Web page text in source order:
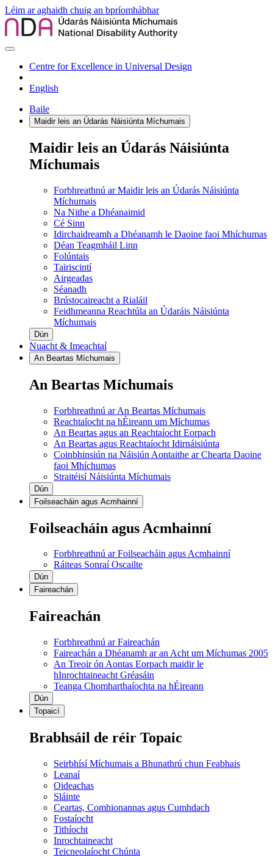
Léim ar aghaidh chuig an bpríomhábhar
Centre for Excellence in Universal Design
English
Baile
Maidir leis an Údarás Náisiúnta Míchumais
Maidir leis an Údarás Náisiúnta
Míchumais
Forbhreathnú ar Maidir leis an Údarás Náisiúnta
Míchumais
Na Nithe a Dhéanaimid
Cé Sinn
Idirchaidreamh a Dhéanamh le Daoine faoi Mhíchumas
Déan Teagmháil Linn
Folúntais
Tairiscintí
Airgeadas
Séanadh
Brústocaireacht a Rialáil
Feidhmeanna Reachtúla an Údaráis Náisiúnta
Míchumais
Dún
Nuacht & Imeachtaí
An Beartas Míchumais
An Beartas Míchumais
Forbhreathnú ar An Beartas Míchumais
Reachtaíocht na hÉireann um Míchumas
An Beartas agus an Reachtaíocht Eorpach
An Beartas agus Reachtaíocht Idirnáisiúnta
Coinbhinsiún na Náisiún Aontaithe ar Chearta Daoine
faoi Mhíchumas
Straitéisí Náisiúnta Míchumais
Dún
Foilseacháin agus Acmhainní
Foilseacháin agus Acmhainní
Forbhreathnú ar Foilseacháin agus Acmhainní
Ráiteas Sonraí Oscailte
Dún
Faireachán
Faireachán
Forbhreathnú ar Faireachán
Faireachán a Dhéanamh ar an Acht um Míchumas 2005
An Treoir ón Aontas Eorpach maidir le
hInrochtaineacht Gréasáin
Teanga Chomharthaíochta na hÉireann
Dún
Topaicí
Brabhsáil de réir Topaic
Seirbhísí Míchumais a Bhunathrú chun Feabhais
Leanaí
Oideachas
Sláinte
Ceartas, Comhionannas agus Cumhdach
Fostaíocht
Tithíocht
Inrochtaineacht
Teicneolaíocht Chúnta